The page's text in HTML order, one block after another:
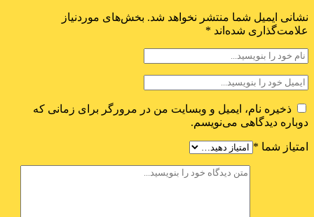
نشانی ایمیل شما منتشر نخواهد شد. بخش‌های موردنیاز
علامت‌گذاری شده‌اند *
ذخیره نام، ایمیل و وبسایت من در مرورگر برای زمانی که
دوباره دیدگاهی می‌نویسم.
امتیاز شما *